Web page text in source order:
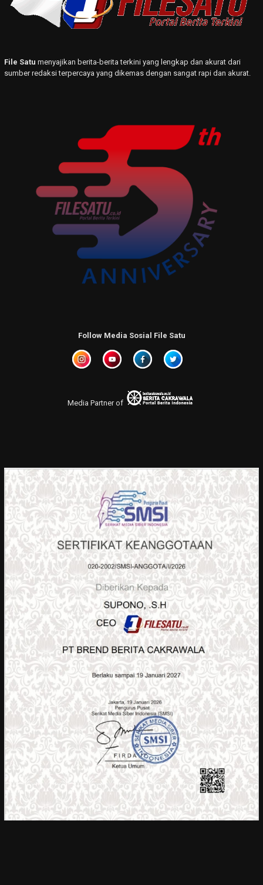
File Satu menyajikan berita-berita terkini yang lengkap dan akurat dari
sumber redaksi terpercaya yang dikemas dengan sangat rapi dan akurat.
Follow Media Sosial File Satu
Media Partner of